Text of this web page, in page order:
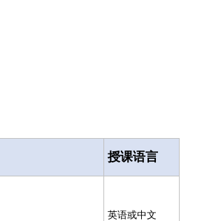
授课语言
英语或中文